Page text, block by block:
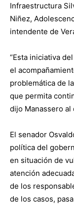
Infraestructura
Niñez,
intendente de
“Esta iniciativa
el
problemática de
que permita
dijo Manassero al
El senador
política del
en situación de
atención
de los
de los casos,